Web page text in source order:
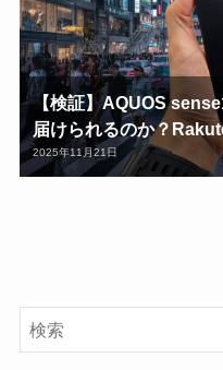
【検証】AQUOS
届けられるのか？
2025年11月21日